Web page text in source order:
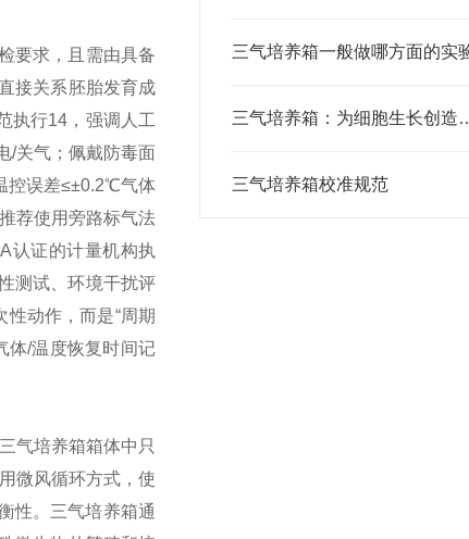
三气培养箱一般做哪方面的实
三气培养箱：
三气培养箱校准规范
要求，且需由具备
接关系胚胎发育成
执行14，强调人工
/关气；佩戴防毒面
控误差≤±0.2℃气体
荐使用旁路标气法
认证的计量机构执
测试、环境干扰评
性动作，而是“周期
体/温度恢复时间记
气培养箱箱体中只
微风循环方式，使
性。三气培养箱通